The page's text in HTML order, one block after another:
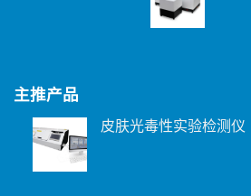
主推产品
皮肤光毒性实验检测仪